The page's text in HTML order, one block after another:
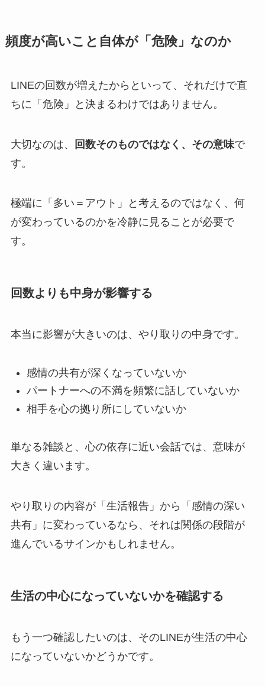
頻度が高いこと自体が「危険」なのか
LINEの回数が増えたからといって、それだけで直
ちに「危険」と決まるわけではありません。
大切なのは、 回数そのものではなく、その意味で
す。
極端に「多い＝アウト」と考えるのではなく、何
が変わっているのかを冷静に見ることが必要で
す。
回数よりも中身が影響する
本当に影響が大きいのは、やり取りの中身です。
感情の共有が深くなっていないか
パートナーへの不満を頻繁に話していないか
相手を心の拠り所にしていないか
単なる雑談と、心の依存に近い会話では、意味が
大きく違います。
やり取りの内容が「生活報告」から「感情の深い
共有」に変わっているなら、それは関係の段階が
進んでいるサインかもしれません。
生活の中心になっていないかを確認する
もう一つ確認したいのは、そのLINEが生活の中心
になっていないかどうかです。